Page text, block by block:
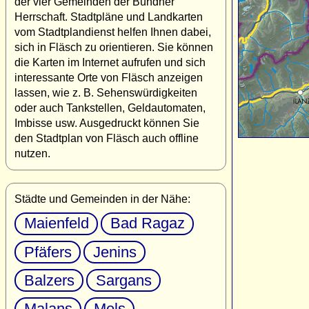
Herrschaft. Stadtpläne und Landkarten
vom Stadtplandienst helfen Ihnen dabei,
sich in Fläsch zu orientieren. Sie können
die Karten im Internet aufrufen und sich
interessante Orte von Fläsch anzeigen
lassen, wie z. B. Sehenswürdigkeiten
oder auch Tankstellen, Geldautomaten,
Imbisse usw. Ausgedruckt können Sie
den Stadtplan von Fläsch auch offline
nutzen.
Städte und Gemeinden in der Nähe:
Maienfeld
Bad Ragaz
Pfäfers
Jenins
Balzers
Sargans